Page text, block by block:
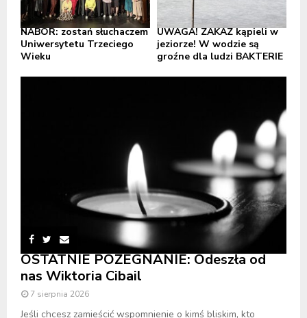
NABÓR: zostań słuchaczem
Uniwersytetu Trzeciego
Wieku
UWAGA! ZAKAZ kąpieli w
jeziorze! W wodzie są
groźne dla ludzi BAKTERIE
OSTATNIE POŻEGNANIE: Odeszła od
nas Wiktoria Cibail
7 sierpnia 2026
Jeśli chcesz zamieścić wspomnienie o kimś bliskim, kto